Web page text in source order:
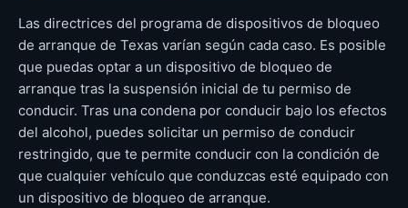
Las directrices del programa de dispositivos de bloqueo
de arranque de Texas varían según cada caso. Es posible
que puedas optar a un dispositivo de bloqueo de
arranque tras la suspensión inicial de tu permiso de
conducir. Tras una condena por conducir bajo los efectos
del alcohol, puedes solicitar un permiso de conducir
restringido, que te permite conducir con la condición de
que cualquier vehículo que conduzcas esté equipado con
un dispositivo de bloqueo de arranque.